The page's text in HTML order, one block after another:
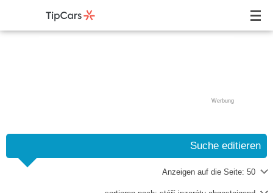
Werbung
Suche editieren
Anzeigen auf die Seite: 50